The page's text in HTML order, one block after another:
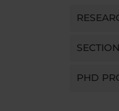
PHD